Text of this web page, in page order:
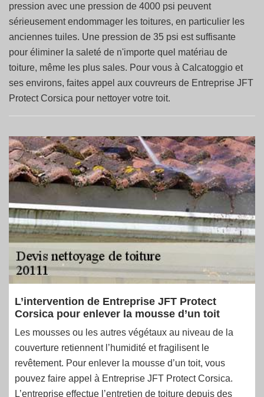
pression avec une pression de 4000 psi peuvent
sérieusement endommager les toitures, en particulier les
anciennes tuiles. Une pression de 35 psi est suffisante
pour éliminer la saleté de n'importe quel matériau de
toiture, même les plus sales. Pour vous à Calcatoggio et
ses environs, faites appel aux couvreurs de Entreprise JFT
Protect Corsica pour nettoyer votre toit.
L’intervention de Entreprise JFT Protect
Corsica pour enlever la mousse d’un toit
Les mousses ou les autres végétaux au niveau de la
couverture retiennent l’humidité et fragilisent le
revêtement. Pour enlever la mousse d’un toit, vous
pouvez faire appel à Entreprise JFT Protect Corsica.
L’entreprise effectue l’entretien de toiture depuis des